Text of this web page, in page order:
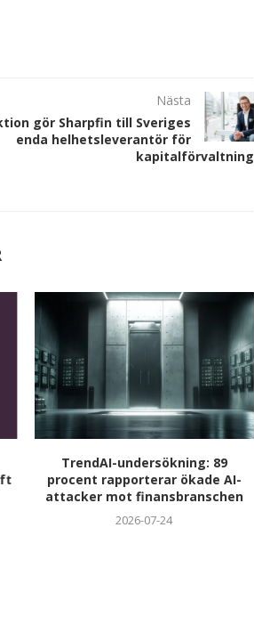
Nästa
gör Sharpfin till Sveriges
enda helhetsleverantör för
kapitalförvaltning
TrendAI-undersökning: 89
procent rapporterar ökade AI-
attacker mot finansbranschen
2026-07-24